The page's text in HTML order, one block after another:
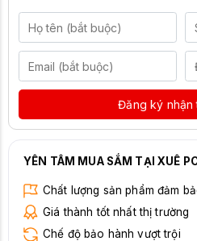
Đăng ký nhận
YÊN TÂM MUA SẮM TẠI XUÊ
Chất lượng sản phẩm đảm
Giá thành tốt nhất thị trường
Chế độ bảo hành vượt trội